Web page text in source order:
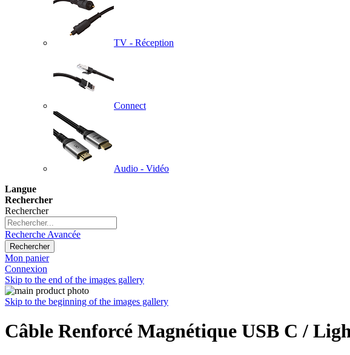
TV - Réception
Connect
Audio - Vidéo
Langue
Rechercher
Rechercher
Recherche Avancée
Rechercher
Mon panier
Connexion
Skip to the end of the images gallery
Skip to the beginning of the images gallery
Câble Renforcé Magnétique USB C /